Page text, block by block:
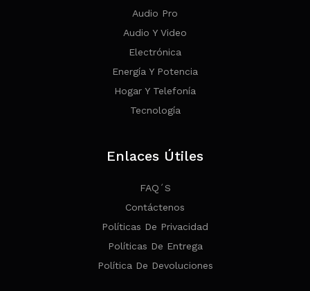
Audio Pro
Audio Y Video
Electrónica
Energía Y Potencia
Hogar Y Telefonía
Tecnología
Enlaces Útiles
FAQ´s
Contáctenos
Políticas De Privacidad
Políticas De Entrega
Política De Devoluciones